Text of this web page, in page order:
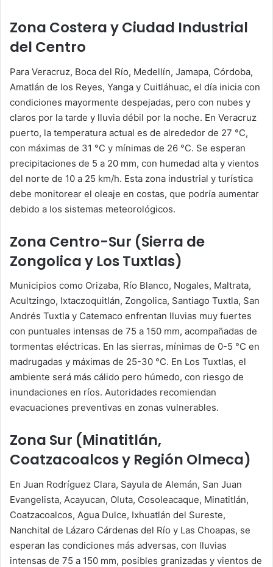
Zona Costera y Ciudad Industrial
del Centro
Para Veracruz, Boca del Río, Medellín, Jamapa, Córdoba,
Amatlán de los Reyes, Yanga y Cuitláhuac, el día inicia con
condiciones mayormente despejadas, pero con nubes y
claros por la tarde y lluvia débil por la noche. En Veracruz
puerto, la temperatura actual es de alrededor de 27 °C,
con máximas de 31 °C y mínimas de 26 °C. Se esperan
precipitaciones de 5 a 20 mm, con humedad alta y vientos
del norte de 10 a 25 km/h. Esta zona industrial y turística
debe monitorear el oleaje en costas, que podría aumentar
debido a los sistemas meteorológicos.
Zona Centro-Sur (Sierra de
Zongolica y Los Tuxtlas)
Municipios como Orizaba, Río Blanco, Nogales, Maltrata,
Acultzingo, Ixtaczoquitlán, Zongolica, Santiago Tuxtla, San
Andrés Tuxtla y Catemaco enfrentan lluvias muy fuertes
con puntuales intensas de 75 a 150 mm, acompañadas de
tormentas eléctricas. En las sierras, mínimas de 0-5 °C en
madrugadas y máximas de 25-30 °C. En Los Tuxtlas, el
ambiente será más cálido pero húmedo, con riesgo de
inundaciones en ríos. Autoridades recomiendan
evacuaciones preventivas en zonas vulnerables.
Zona Sur (Minatitlán,
Coatzacoalcos y Región Olmeca)
En Juan Rodríguez Clara, Sayula de Alemán, San Juan
Evangelista, Acayucan, Oluta, Cosoleacaque, Minatitlán,
Coatzacoalcos, Agua Dulce, Ixhuatlán del Sureste,
Nanchital de Lázaro Cárdenas del Río y Las Choapas, se
esperan las condiciones más adversas, con lluvias
intensas de 75 a 150 mm, posibles granizadas y vientos de